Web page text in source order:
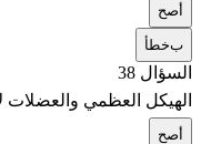
صح
بخطأ
السؤال 38
الهيكل العظمي والعضلات
صح